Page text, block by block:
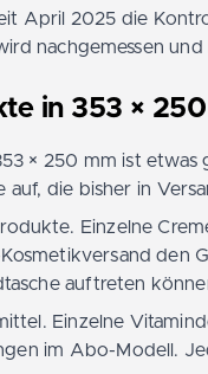
April 2025 die
nachgemessen
in 353 ×
× 250 mm ist
auf, die bisher in
Einzelne
den
auftreten
Einzelne
im Abo-Modell.